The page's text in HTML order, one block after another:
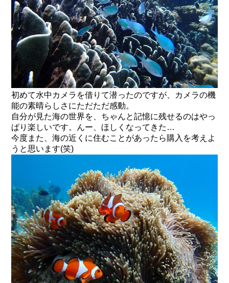
初めて水中カメラを借りて潜ったのですが、カメラの機
能の素晴らしさにただただ感動。
自分が見た海の世界を、ちゃんと記憶に残せるのはやっ
ぱり楽しいです。んー、ほしくなってきた…
今度また、海の近くに住むことがあったら購入を考えよ
うと思います(笑)